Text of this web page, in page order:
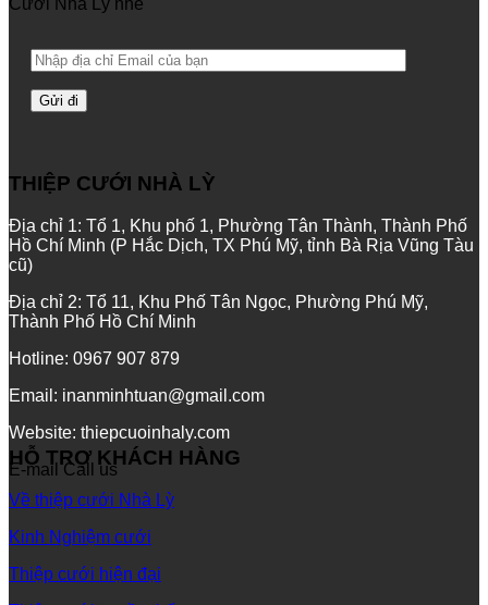
THIỆP CƯỚI NHÀ LỲ
Địa chỉ 1: Tổ 1, Khu phố 1, Phường Tân Thành, Thành Phố
Hồ Chí Minh (P Hắc Dịch, TX Phú Mỹ, tỉnh Bà Rịa Vũng Tàu
cũ)
Địa chỉ 2: Tổ 11, Khu Phố Tân Ngọc, Phường Phú Mỹ,
Thành Phố Hồ Chí Minh
Hotline: 0967 907 879
Email: inanminhtuan@gmail.com
Website: thiepcuoinhaly.com
E-mail Call us
HỖ TRỢ KHÁCH HÀNG
Về thiệp cưới Nhà Lỳ
Kinh Nghiệm cưới
Thiệp cưới hiện đại